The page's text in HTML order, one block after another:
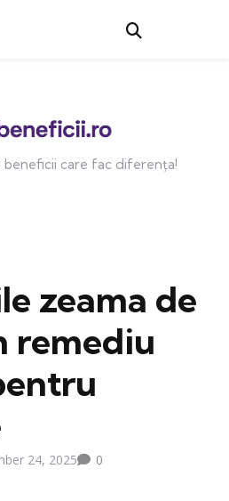
beneficii care fac diferența!
zeama de
remediu
24, 2025 0